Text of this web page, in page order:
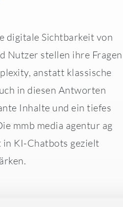
digitale Sichtbarkeit von
Nutzer stellen ihre Fragen
anstatt klassische
in diesen Antworten
Inhalte und ein tiefes
mmb media agentur ag
KI-Chatbots gezielt